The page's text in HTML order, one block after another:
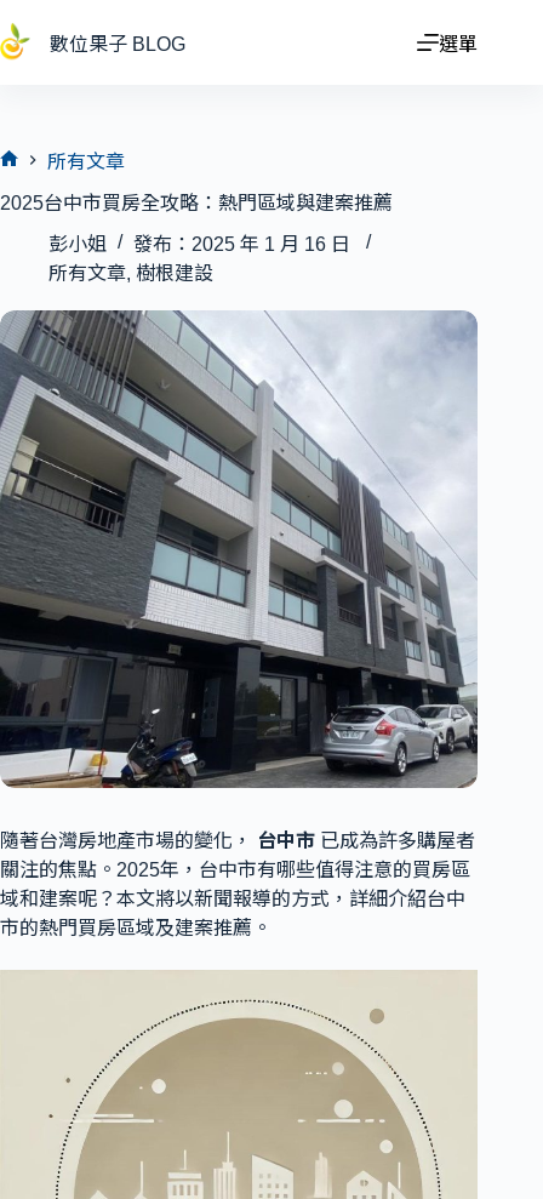
至
容
數位果子 BLOG 選單
頁
所有文章
2025台中市買房全攻略：熱門區域與建案推薦
彭小姐
發布：2025 年 1 月 16 日
所有文章, 樹根建設
隨著台灣房地產市場的變化， 台中市 已成為許多購屋者
關注的焦點。2025年，台中市有哪些值得注意的買房區
域和建案呢？本文將以新聞報導的方式，詳細介紹台中
市的熱門買房區域及建案推薦。